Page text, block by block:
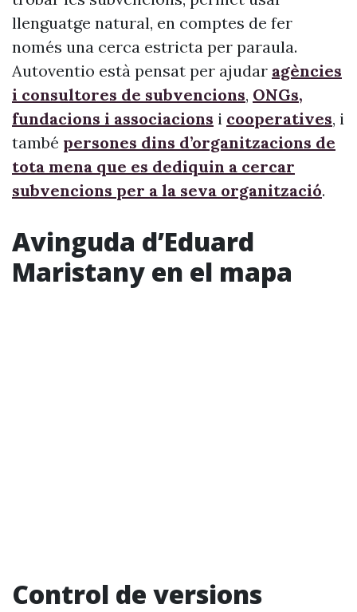
llenguatge natural, en comptes de fer
només una cerca estricta per paraula.
Autoventio està pensat per ajudar agències
i consultores de subvencions, ONGs,
fundacions i associacions i cooperatives, i
també persones dins d’organitzacions de
tota mena que es dediquin a cercar
subvencions per a la seva organització.
Avinguda d’Eduard
Maristany en el mapa
Control de versions